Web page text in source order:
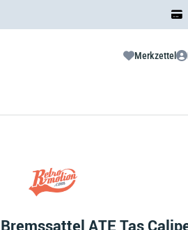
Merkzettel
Bremssattel ATE Tas